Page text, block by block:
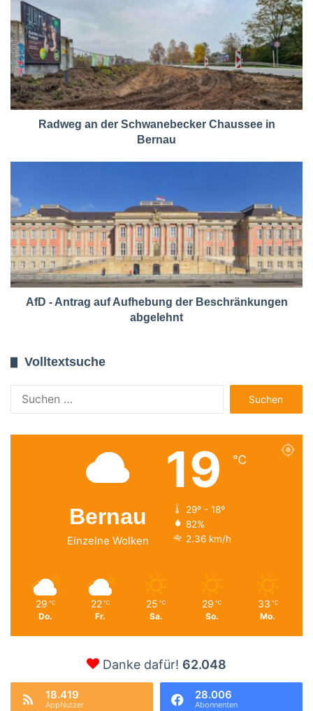
Radweg an der Schwanebecker Chaussee in
Bernau
AfD - Antrag auf Aufhebung der Beschränkungen
abgelehnt
Volltextsuche
nach:
Bernau
Einzelne Wolken
19 ℃
29º - 18º
82%
2.36 km/h
29 ℃
Do.
22 ℃
Fr.
25 ℃
Sa.
29 ℃
So.
33 ℃
Mo.
Danke dafür! 62.048
18.419
AppNutzer
28.006
Abonnenten